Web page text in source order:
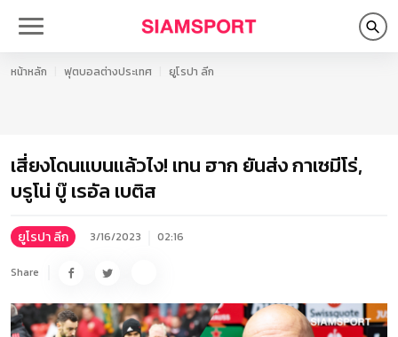
หน้าหลัก ฟุตบอลต่างประเทศ ยูโรปา ลีก
เสี่ยงโดนแบนแล้วไง! เทน ฮาก ยันส่ง กาเซมีโร่,
บรูโน่ บู๊ เรอัล เบติส
ยูโรปา ลีก 3/16/2023 02:16
Share